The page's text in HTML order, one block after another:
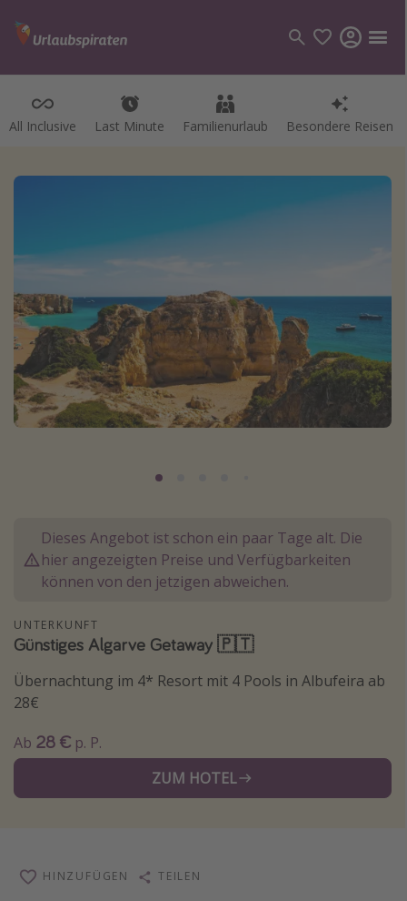
All Inclusive Last Minute Familienurlaub Besondere Reisen
Kategorien
Kreuzfahrten
Reiseziele
Alle Reiseziele
Bodensee Urlaub
Gozo Urlaub
Normandie Urlaub
Krabi Urlaub
Tulum Urlaub
Japan Rundreise
Reisethemen
Wellnessurlaub
Singlereisen
Dieses Angebot ist schon ein paar Tage alt. Die
hier angezeigten Preise und Verfügbarkeiten
können von den jetzigen abweichen.
UNTERKUNFT
Günstiges Algarve Getaway 🇵🇹
Übernachtung im 4* Resort mit 4 Pools in Albufeira ab
28€
Ab 28 € p. P.
ZUM HOTEL
HINZUFÜGEN TEILEN